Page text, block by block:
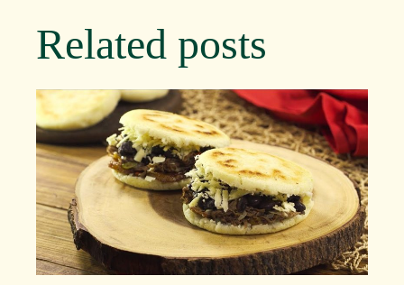
Related posts